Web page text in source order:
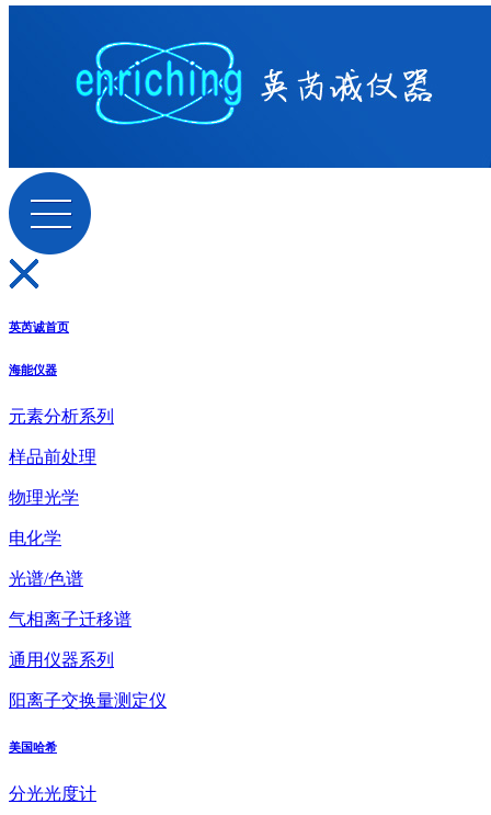
英芮诚首页
海能仪器
元素分析系列
样品前处理
物理光学
电化学
光谱/色谱
气相离子迁移谱
通用仪器系列
阳离子交换量测定仪
美国哈希
分光光度计